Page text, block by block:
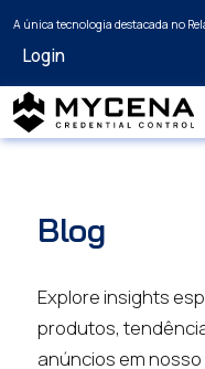
A única tecnologia destacada no
Login
Blog
Explore insights
produtos,
anúncios em